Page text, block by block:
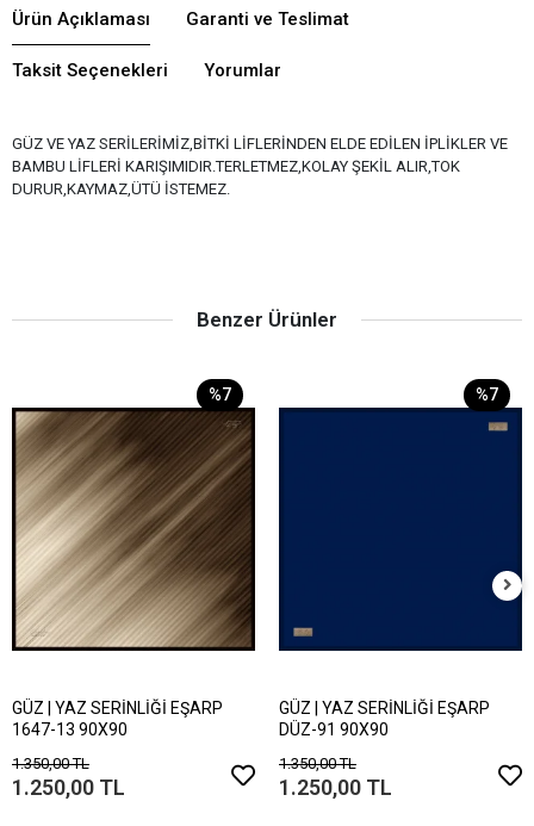
Ürün Açıklaması Garanti ve Teslimat
Taksit Seçenekleri Yorumlar
GÜZ VE YAZ SERİLERİMİZ,BİTKİ LİFLERİNDEN ELDE EDİLEN İPLİKLER VE
BAMBU LİFLERİ KARIŞIMIDIR.TERLETMEZ,KOLAY ŞEKİL ALIR,TOK
DURUR,KAYMAZ,ÜTÜ İSTEMEZ.
Benzer Ürünler
%7
GÜZ | YAZ SERİNLİĞİ EŞARP
1647-13 90X90
1.350,00 TL
1.250,00 TL
%7
GÜZ | YAZ SERİNLİĞİ EŞARP
DÜZ-91 90X90
1.350,00 TL
1.250,00 TL